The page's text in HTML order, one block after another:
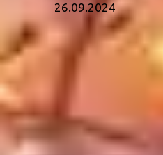
26.09.2024